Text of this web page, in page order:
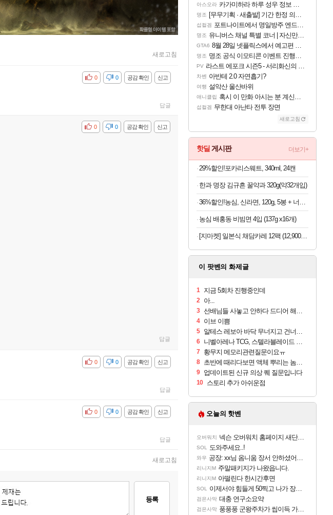
새로고침
신고
공감 확인
비공감 0
0
답글
신고
공감 확인
비공감 0
0
답글
신고
공감 확인
비공감 0
0
답글
신고
공감 확인
비공감 0
0
답글
새로고침
등록
아스오라 카가미하라 하루 성우 정보 및 주요 필모
명조 [무무기획 · 새출발] 기간 한정 의뢰 이벤트
섭컬겜 포트나이트에서 명일방주 엔드필드 [펠리카] 판매 예정
명조 유니버스 채널 특별 코너 | 자신만의 스타일
GTA6 8월 28일 넷플릭스에서 예고편 공개 예정
명조 명조 공식 이모티콘 이벤트 진행해봤습니다! 참여부터 추첨까지????
PV 라스트 에포크 시즌5 - 서리화신의 분노 티저
차벤 아반테 2.0 자연흡기?
여행 설악산 울산바위
애니클립 혹시 이 만화 아시는 분 계신가요
섭컬겜 무한대 아난타 전투 장면
새로고침
핫딜 게시판 더보기+
29%할인!포카리스웨트, 340ml, 24캔
한과 명장 김규흔 꿀약과 320g(약32개입)
36%할인!농심, 신라면, 120g, 5봉 + 너구리, 120g, 5봉 + 짜파게티, 140g, 5봉 + 오징어짬뽕, 124g, 5봉
농심 배홍동 비빔면 4입 (137g x16개)
[지마켓] 일본식 채담카레 12팩 (12,900원/무료)
이 팟벤의 화제글
1 지금 5회차 진행중인데
2 아...
3 선배님들 사놓고 안하다 드디어 해보려는데요
4 이브 이쁨
5 알테스 레보아 바닥 무너지고 건너가는거..
6 니벨아레나 TCG, 스텔라블레이드 부스터팩 출시
7 황무지 메모리관련질문이요ㅠ
8 초반에 때리다보면 액체 뿌리는 놈들 어떻게 피하죠?
9 업데이트된 신규 의상 퀘 질문입니다
10 스토리 추가 아쉬운점
오늘의 핫벤
오버워치 넥슨 오버워치 홈페이지 새단장!!
SOL 도와주세요..!
와우 공장: xx님 옴니움 장서 안하셨어요?
리니지M 주말패키지가 나왔읍니다.
리니지M 아떨린다 한시간후면
SOL 이제서야 힘들게 50찍고 나가 장궁 받았는데...
검은사막 대충 연구소요약
검은사막 풍풍풍 군왕주차가 씹이득 가성비라고 ????